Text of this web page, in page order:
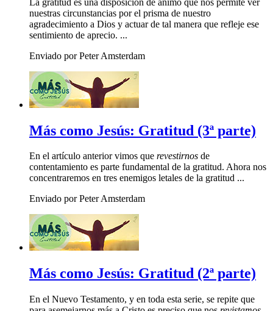
nuestras circunstancias por el prisma de nuestro
agradecimiento a Dios y actuar de tal manera que refleje ese
sentimiento de aprecio. ...
Enviado por Peter Amsterdam
Más como Jesús: Gratitud (3ª parte)
En el artículo anterior vimos que revestirnos de
contentamiento es parte fundamental de la gratitud. Ahora nos
concentraremos en tres enemigos letales de la gratitud ...
Enviado por Peter Amsterdam
Más como Jesús: Gratitud (2ª parte)
En el Nuevo Testamento, y en toda esta serie, se repite que